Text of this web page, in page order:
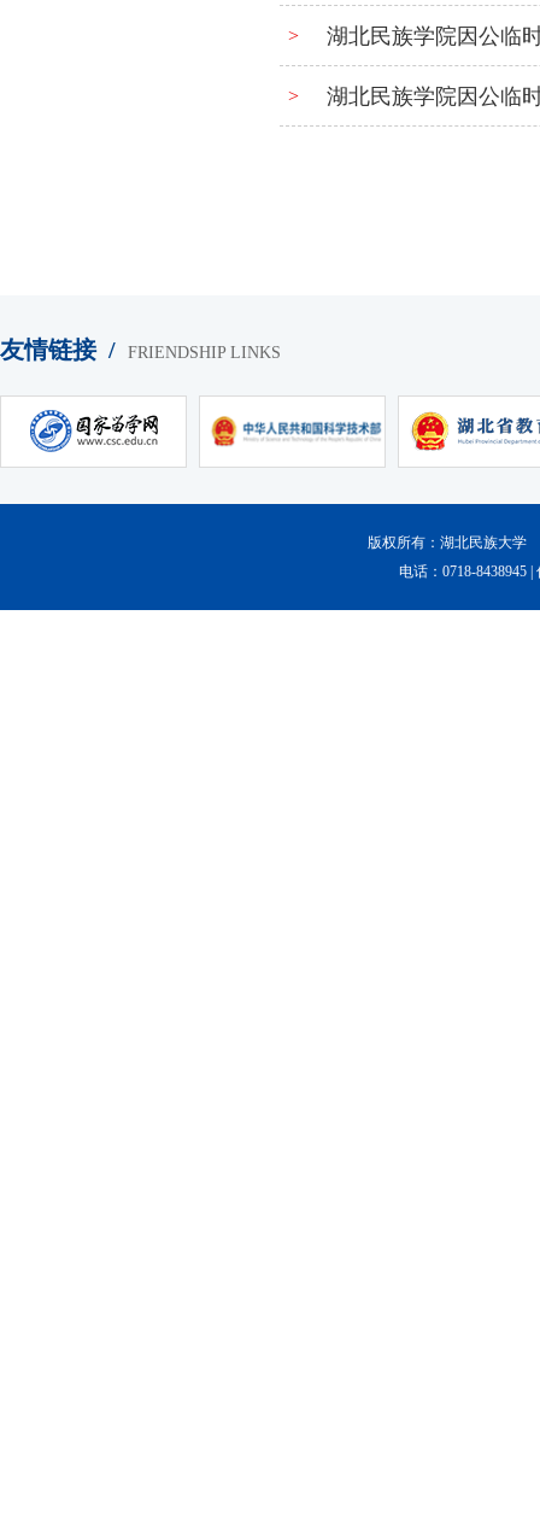
> 湖北民族学院因公临
> 湖北民族学院因公临
友情链接 / FRIENDSHIP LINKS
版权所有：湖北民族大学
电话：0718-8438945